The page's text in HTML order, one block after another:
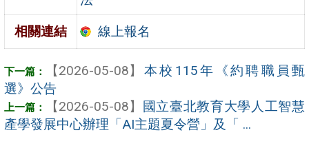
相關連結 線上報名
【2026-05-08】
本校115年《約聘職員甄
選》公告
【2026-05-08】 國立臺北教育大學人工智慧
產學發展中心辦理「AI主題夏令營」及「 ...